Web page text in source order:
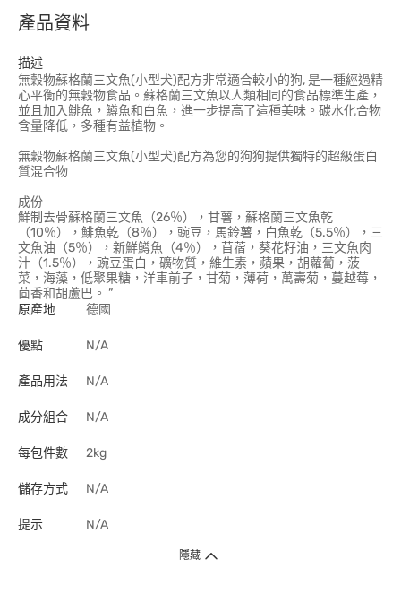
產品資料
描述
無穀物蘇格蘭三文魚(小型犬)配方非常適合較小的狗, 是一種經過精
心平衡的無穀物食品。蘇格蘭三文魚以人類相同的食品標準生產，
並且加入鯡魚，鱒魚和白魚，進一步提高了這種美味。碳水化合物
含量降低，多種有益植物。
無穀物蘇格蘭三文魚(小型犬)配方為您的狗狗提供獨特的超級蛋白
質混合物
成份
鮮制去骨蘇格蘭三文魚（26％），甘薯，蘇格蘭三文魚乾
（10％），鯡魚乾（8％），豌豆，馬鈴薯，白魚乾（5.5％），三
文魚油（5％），新鮮鱒魚（4％），苜蓿，葵花籽油，三文魚肉
汁（1.5％），豌豆蛋白，礦物質，維生素，蘋果，胡蘿蔔，菠
菜，海藻，低聚果糖，洋車前子，甘菊，薄荷，萬壽菊，蔓越莓，
茴香和胡蘆巴。 ”
原產地
德國
優點 N/A
產品用法 N/A
成分組合 N/A
每包件數 2kg
儲存方式 N/A
提示 N/A
隱藏